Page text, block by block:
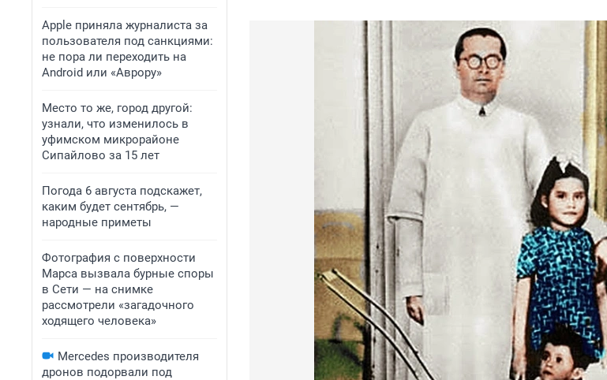
Apple приняла журналиста за
пользователя под санкциями:
не пора ли переходить на
Android или «Аврору»
Место то же, город другой:
узнали, что изменилось в
уфимском микрорайоне
Сипайлово за 15 лет
Погода 6 августа подскажет,
каким будет сентябрь, —
народные приметы
Фотография с поверхности
Марса вызвала бурные споры
в Сети — на снимке
рассмотрели «загадочного
ходящего человека»
Mercedes производителя
дронов подорвали под